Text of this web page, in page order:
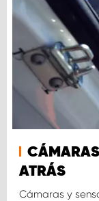
ATRÁS
Cámaras y